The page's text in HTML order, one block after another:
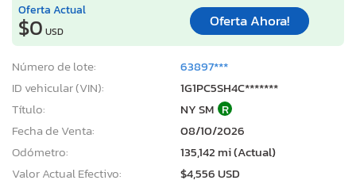
Oferta Actual
$0 USD
Oferta Ahora!
Número de lote:
63897***
ID vehicular (VIN):
1G1PC5SH4C*******
Título:
NY SM R
Fecha de Venta:
08/10/2026
Odómetro:
135,142 mi (Actual)
Valor Actual Efectivo:
$4,556 USD